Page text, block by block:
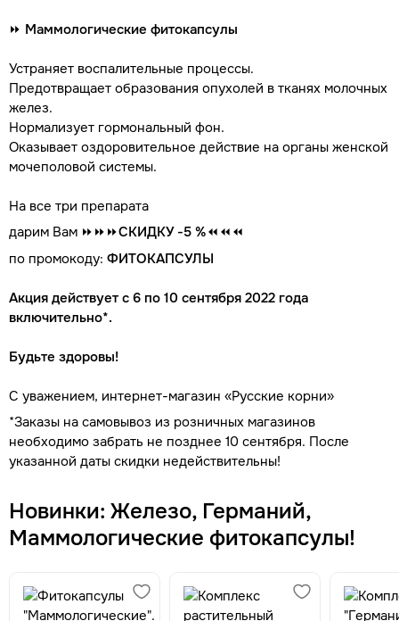
⏩ Маммологические фитокапсулы
Устраняет воспалительные процессы.
Предотвращает образования опухолей в тканях молочных
желез.
Нормализует гормональный фон.
Оказывает оздоровительное действие на органы женской
мочеполовой системы.
На все три препарата
дарим Вам ⏩⏩⏩СКИДКУ -5 %⏪⏪⏪
по промокоду: ФИТОКАПСУЛЫ
Акция действует с 6 по 10 сентября 2022 года
включительно*.
Будьте здоровы!
С уважением, интернет-магазин «Русские корни»
*Заказы на самовывоз из розничных магазинов
необходимо забрать не позднее 10 сентября. После
указанной даты скидки недействительны!
Новинки: Железо, Германий,
Маммологические фитокапсулы!